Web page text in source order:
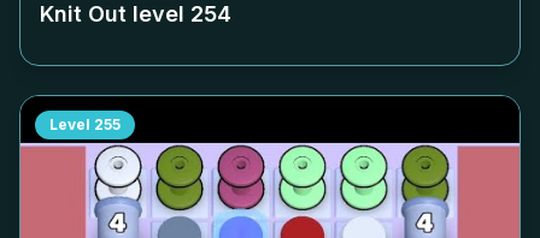
Knit Out level 254
Level 255